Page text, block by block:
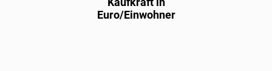
Euro/Einwohner